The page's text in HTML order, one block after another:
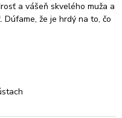
a vášeň skvelého muža a
že je hrdý na to, čo